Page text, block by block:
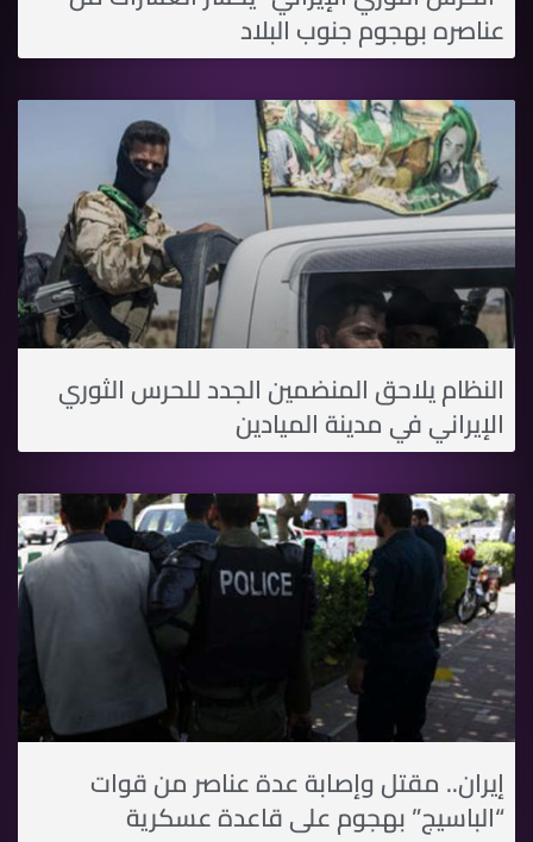
عناصره بهجوم جنوب البلاد
النظام يلاحق المنضمين الجدد للحرس الثوري
الإيراني في مدينة الميادين
إيران.. مقتل وإصابة عدة عناصر من قوات
“الباسيج” بهجوم على قاعدة عسكرية